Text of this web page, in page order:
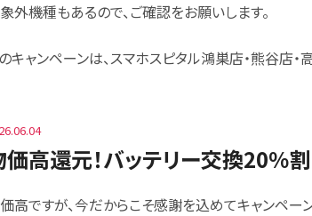
外機種もあるので、ご確認をお願いします。
キャンペーンは、スマホスピタル鴻巣店・熊谷店・
高還元！バッテリー交換20％割
高ですが、今だからこそ感謝を込めてキャンペー